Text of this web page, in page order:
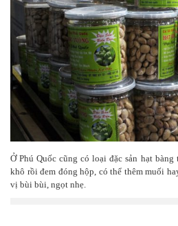
Ở Phú Quốc cũng có loại đặc sản hạt
khô rồi đem đóng hộp, có thể thêm muối
vị bùi bùi, ngọt nhẹ.